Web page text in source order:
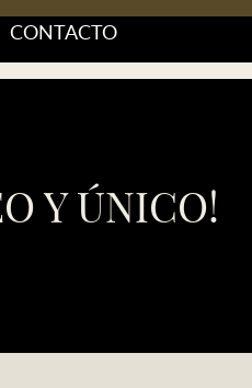
CONTACTO
Y ÚNICO!